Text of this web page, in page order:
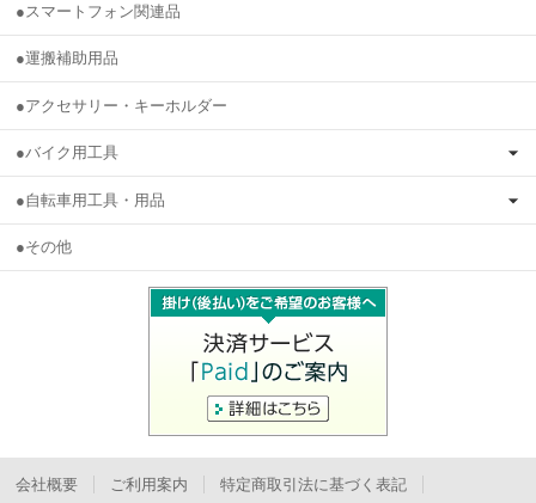
●スマートフォン関連品
●運搬補助用品
●アクセサリー・キーホルダー
●バイク用工具
●自転車用工具・用品
●その他
会社概要 ご利用案内 特定商取引法に基づく表記